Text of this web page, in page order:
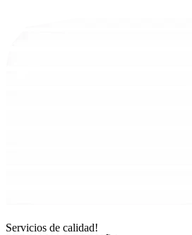
Servicios de calidad!